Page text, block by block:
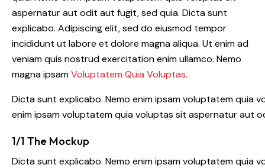
aspernatur aut odit aut fugit, sed quia. Dicta sunt
explicabo. Adipiscing elit, sed do eiusmod tempor
incididunt ut labore et dolore magna aliqua. Ut enim ad
veniam quis nostrud exercitation enim ullamco. Nemo
magna ipsamVoluptatem Quia Voluptas.
Dicta sunt explicabo. Nemo enim ipsam voluptatem quia
enim ipsam voluptatem quia voluptas sit aspernatur aut
1/1 The Mockup
Dicta sunt explicabo. Nemo enim ipsam voluptatem